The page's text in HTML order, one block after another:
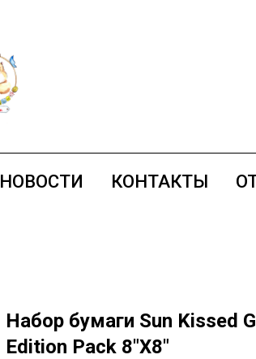
НОВОСТИ КОНТАКТЫ
Набор бумаги Sun Kissed
Edition Pack 8"X8"